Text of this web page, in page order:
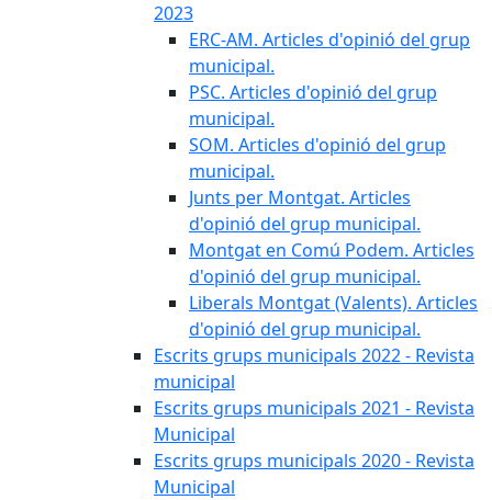
2023
ERC-AM. Articles d'opinió del grup
municipal.
PSC. Articles d'opinió del grup
municipal.
SOM. Articles d'opinió del grup
municipal.
Junts per Montgat. Articles
d'opinió del grup municipal.
Montgat en Comú Podem. Articles
d'opinió del grup municipal.
Liberals Montgat (Valents). Articles
d'opinió del grup municipal.
Escrits grups municipals 2022 - Revista
municipal
Escrits grups municipals 2021 - Revista
Municipal
Escrits grups municipals 2020 - Revista
Municipal